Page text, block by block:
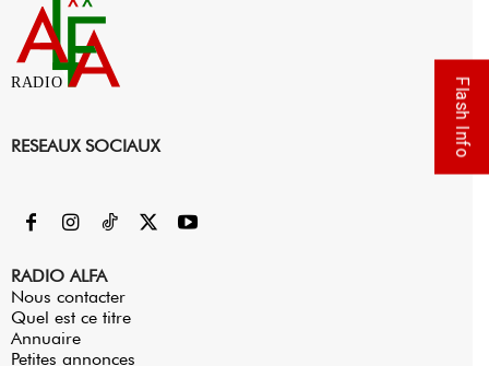
RADIO
RESEAUX SOCIAUX
RADIO ALFA
Nous contacter
Quel est ce titre
Annuaire
Petites annonces
Flash Info